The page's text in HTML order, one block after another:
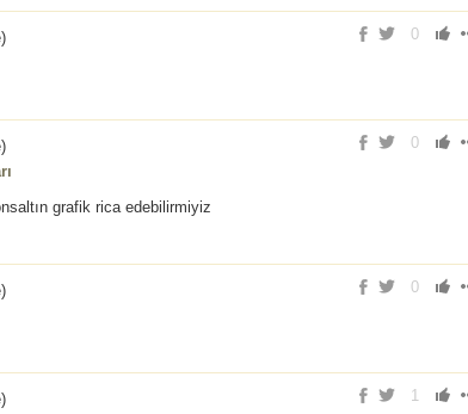
0
)
0
)
grafik rica edebilirmiyiz
0
)
1
)